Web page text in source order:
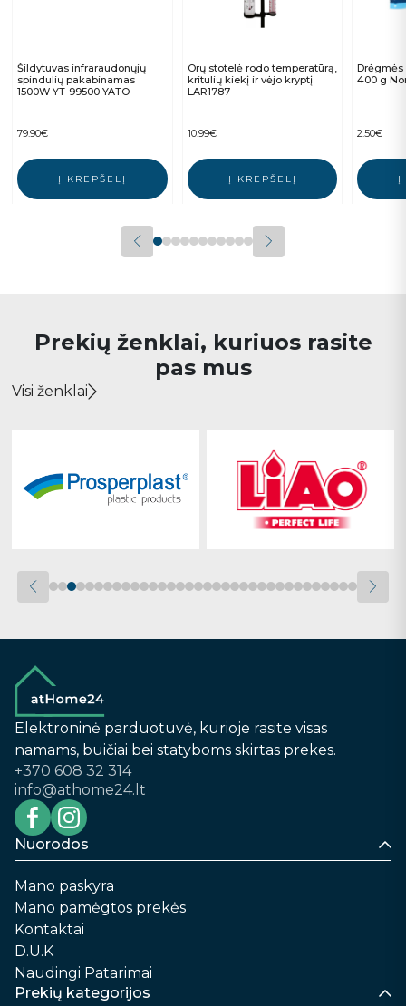
Šildytuvas infraraudonųjų
spindulių pakabinamas
1500W YT-99500 YATO
79.90€
Į KREPŠELĮ
Orų stotelė rodo temperatūrą,
kritulių kiekį ir vėjo kryptį
LAR1787
10.99€
Į KREPŠELĮ
400 g
2.50€
Į
Prekių ženklai, kuriuos rasite
pas mus
Visi ženklai
Elektroninė parduotuvė, kurioje rasite visas
namams, buičiai bei statyboms skirtas prekes.
+370 608 32 314
info@athome24.lt
Nuorodos
Mano paskyra
Mano pamėgtos prekės
Kontaktai
D.U.K
Naudingi Patarimai
Prekių kategorijos